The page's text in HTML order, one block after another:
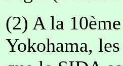
(2) A la
Yokohama,